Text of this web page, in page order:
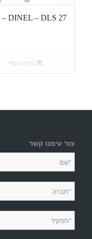
DINEL – DLS 27 – מפסק מפלס קיבולי לנוזלים ומוצקים
מידע נוסף
צור עימנו קשר